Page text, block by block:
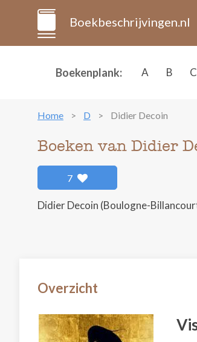
Boekbeschrijvingen.nl
Boekenplank: A B C
Home D Didier Decoin
Boeken van Didier
7
Didier Decoin (Boulogne-
Overzicht